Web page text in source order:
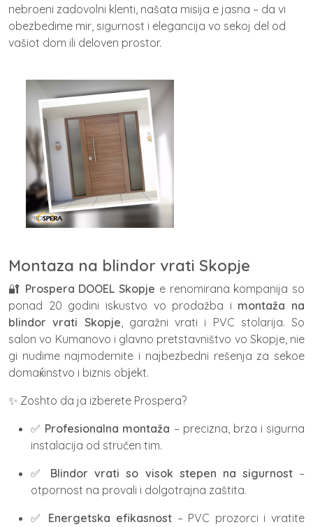
nebroeni zadovolni klenti, našata misija e jasna – da vi
obezbedime mir, sigurnost i elegancija vo sekoj del od
vašiot dom ili deloven prostor.
Montaza na blindor vrati Skopje
🔐 Prospera DOOEL Skopje e renomirana kompanija so
ponad 20 godini iskustvo vo prodažba i montaža na
blindor vrati Skopje , garažni vrati i PVC stolarija. So
salon vo Kumanovo i glavno pretstavništvo vo Skopje, nie
gi nudime najmodernite i najbezbedni rešenja za sekoe
domaќinstvo i biznis obјekt.
✨ Zoshto da ja izberete Prospera?
✅ Profesionalna montaža – precizna, brza i sigurna
instalacija od stručen tim.
✅ Blindor vrati so visok stepen na sigurnost–
otpornost na provali i dolgotrajna zaštita.
✅ Energetska efikasnost– PVC prozorci i vratite